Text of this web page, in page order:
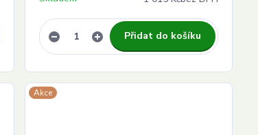
Přidat do košíku
Akce